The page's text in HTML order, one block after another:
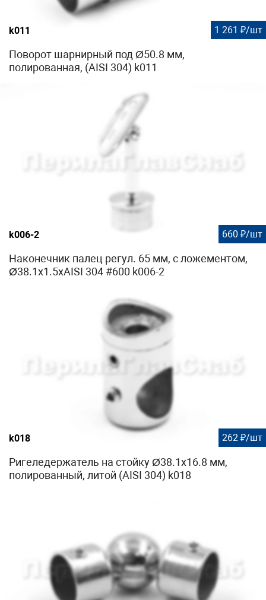
k011 1 261 ₽/шт
Поворот шарнирный под Ø50.8 мм,
полированная, (AISI 304) k011
k006-2 660 ₽/шт
Наконечник палец регул. 65 мм, с ложементом,
Ø38.1х1.5хAISI 304 #600 k006-2
k018 262 ₽/шт
Ригеледержатель на стойку Ø38.1х16.8 мм,
полированный, литой (AISI 304) k018